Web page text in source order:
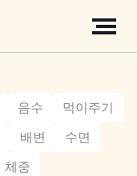
음수
먹이주기
배변
수면
체중